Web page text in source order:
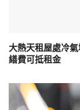
大熱天租屋處冷
繕費可抵租金